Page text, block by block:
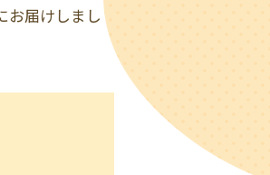
お届けしまし